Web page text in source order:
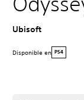
Ubisoft
Disponible en PS4